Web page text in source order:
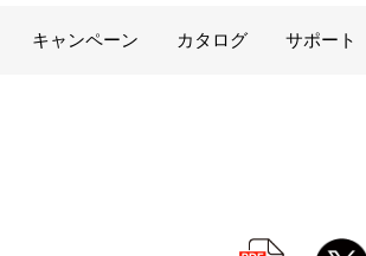
キャンペーン カタログ サポート